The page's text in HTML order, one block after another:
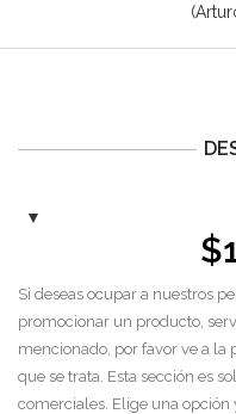
$
Si deseas ocupar a nuestros
promocionar un producto,
mencionado, por favor ve a la
que se trata. Esta sección es
comerciales. Elige una opción